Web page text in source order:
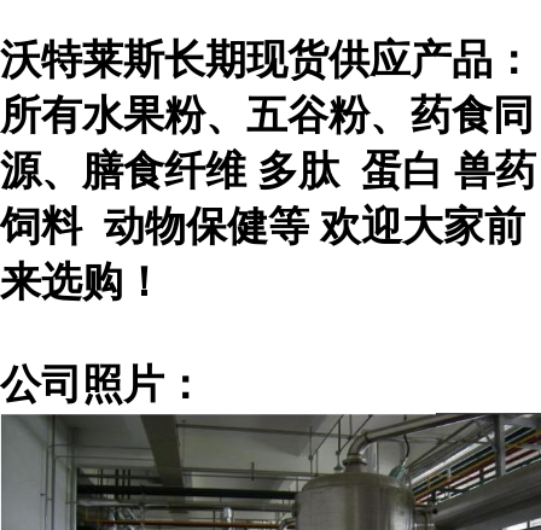
沃特莱斯长期现货供应产品：
所有水果粉、五谷粉、药食同
源、膳食纤维 多肽 蛋白 兽药
饲料 动物保健等 欢迎大家前
来选购！
公司照片：